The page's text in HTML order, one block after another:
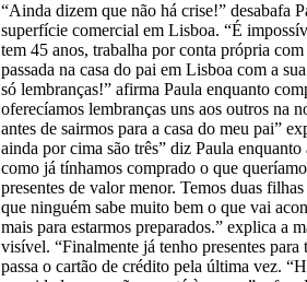
“Ainda dizem que não há crise!” desabafa
superfície comercial em Lisboa. “É
tem 45 anos, trabalha por conta própria
passada na casa do pai em Lisboa com a
só lembranças!” afirma Paula enquanto
oferecíamos lembranças uns aos outros na
antes de sairmos para a casa do meu pai”
ainda por cima são três” diz Paula
como já tínhamos comprado o que
presentes de valor menor. Temos duas
que ninguém sabe muito bem o que vai
mais para estarmos preparados.” explica a
visível. “Finalmente já tenho presentes
passa o cartão de crédito pela última vez.